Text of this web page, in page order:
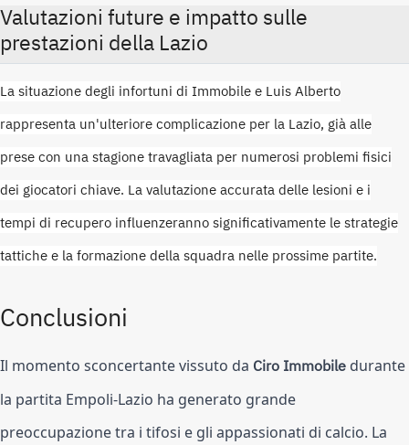
Valutazioni future e impatto sulle
prestazioni della Lazio
La situazione degli infortuni di Immobile e Luis Alberto
rappresenta un'ulteriore complicazione per la Lazio, già alle
prese con una stagione travagliata per numerosi problemi fisici
dei giocatori chiave. La valutazione accurata delle lesioni e i
tempi di recupero influenzeranno significativamente le strategie
tattiche e la formazione della squadra nelle prossime partite.
Conclusioni
Il momento sconcertante vissuto da Ciro Immobile durante
la partita Empoli-Lazio ha generato grande
preoccupazione tra i tifosi e gli appassionati di calcio. La